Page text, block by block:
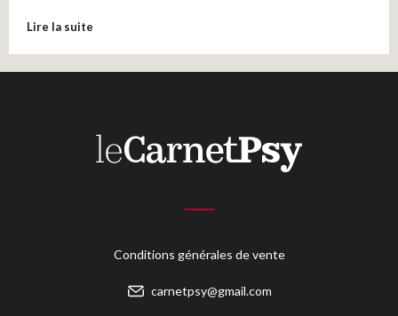
Lire la suite
Conditions générales de vente
carnetpsy@gmail.com